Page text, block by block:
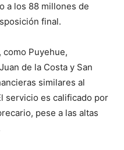
a los 88 millones de
final.
como Puyehue,
de la Costa y San
similares al
servicio es calificado por
pese a las altas